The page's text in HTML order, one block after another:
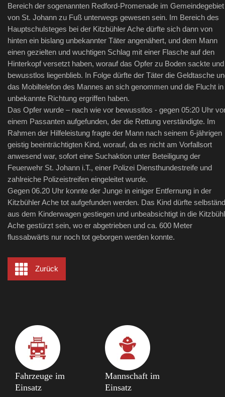
Bereich der sogenannten Redford-Promenade im Gemeindegebiet
von St. Johann zu Fuß unterwegs gewesen sein. Im Bereich des
Hauptschulsteges bei der Kitzbühler Ache dürfte sich dann von
hinten ein bislang unbekannter Täter angenähert, und dem Mann
einen gezielten und wuchtigen Schlag mit einer Flasche auf den
Hinterkopf versetzt haben, worauf das Opfer zu Boden sackte und
bewusstlos liegenblieb. In Folge dürfte der Täter die Geldtasche
das Mobiltelefon des Mannes an sich genommen und die Flucht in
unbekannte Richtung ergriffen haben.
Das Opfer wurde – nach wie vor bewusstlos - gegen 05:20 Uhr
einem Passanten aufgefunden, der die Rettung verständigte. Im
Rahmen der Hilfeleistung fragte der Mann nach seinem 6-jährigen
geistig beeinträchtigten Kind, worauf, da es nicht am Vorfallsort
anwesend war, sofort eine Suchaktion unter Beteiligung der
Feuerwehr St. Johann i.T., einer Polizei Diensthundestreife und
zahlreiche Polizeistreifen eingeleitet wurde.
Gegen 06.20 Uhr konnte der Junge in einiger Entfernung in der
Kitzbühler Ache tot aufgefunden werden. Das Kind dürfte
aus dem Kinderwagen gestiegen und unbeabsichtigt in die
Ache gestürzt sein, wo er abgetrieben und ca. 600 Meter
flussabwärts nur noch tot geborgen werden konnte.
Zurück
Fahrzeuge im
Einsatz
Mannschaft im
Einsatz